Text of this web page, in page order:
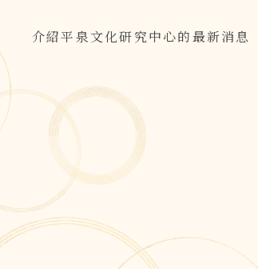
介紹平泉文化研究中心的最新消息